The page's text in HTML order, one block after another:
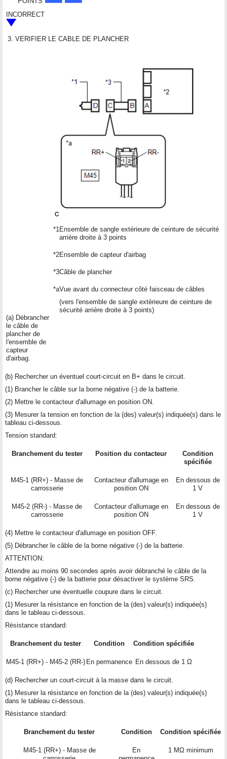
INCORRECT
3. VERIFIER LE CABLE DE PLANCHER
(a) Débrancher
le câble de
plancher de
l'ensemble de
capteur
d'airbag.
*1Ensemble de sangle extérieure de ceinture de sécurité
arrière droite à 3 points
*2Ensemble de capteur d'airbag
*3Câble de plancher
*aVue avant du connecteur côté faisceau de câbles
(vers l'ensemble de sangle extérieure de ceinture de
sécurité arrière droite à 3 points)
(b) Rechercher un éventuel court-circuit en B+ dans le circuit.
(1) Brancher le câble sur la borne négative (-) de la batterie.
(2) Mettre le contacteur d'allumage en position ON.
(3) Mesurer la tension en fonction de la (des) valeur(s) indiquée(s) dans le
tableau ci-dessous.
Tension standard:
Branchement du tester Position du contacteur
Condition
spécifiée
M45-1 (RR+) - Masse de
carrosserie
Contacteur d'allumage en
position ON
En dessous de
1 V
M45-2 (RR-) - Masse de
carrosserie
Contacteur d'allumage en
position ON
En dessous de
1 V
(4) Mettre le contacteur d'allumage en position OFF.
(5) Débrancher le câble de la borne négative (-) de la batterie.
ATTENTION:
Attendre au moins 90 secondes après avoir débranché le câble de la
borne négative (-) de la batterie pour désactiver le système SRS.
(c) Rechercher une éventuelle coupure dans le circuit.
(1) Mesurer la résistance en fonction de la (des) valeur(s) indiquée(s)
dans le tableau ci-dessous.
Résistance standard:
Branchement du tester Condition Condition spécifiée
M45-1 (RR+) - M45-2 (RR-) En permanence En dessous de 1 Ω
(d) Rechercher un court-circuit à la masse dans le circuit.
(1) Mesurer la résistance en fonction de la (des) valeur(s) indiquée(s)
dans le tableau ci-dessous.
Résistance standard:
Branchement du tester Condition Condition spécifiée
M45-1 (RR+) - Masse de
En
1 MΩ minimum